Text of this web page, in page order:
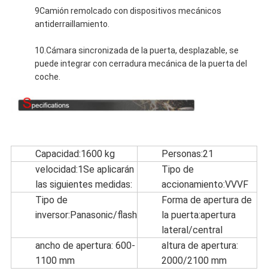
9Camión remolcado con dispositivos mecánicos
antiderraillamiento.
10.Cámara sincronizada de la puerta, desplazable, se
puede integrar con cerradura mecánica de la puerta del
coche.
Capacidad:1600 kg
Personas:21
velocidad:1Se aplicarán
las siguientes medidas:
Tipo de
accionamiento:VVVF
Tipo de
inversor:Panasonic/flash
Forma de apertura de
la puerta:apertura
lateral/central
ancho de apertura: 600-
1100 mm
altura de apertura:
2000/2100 mm